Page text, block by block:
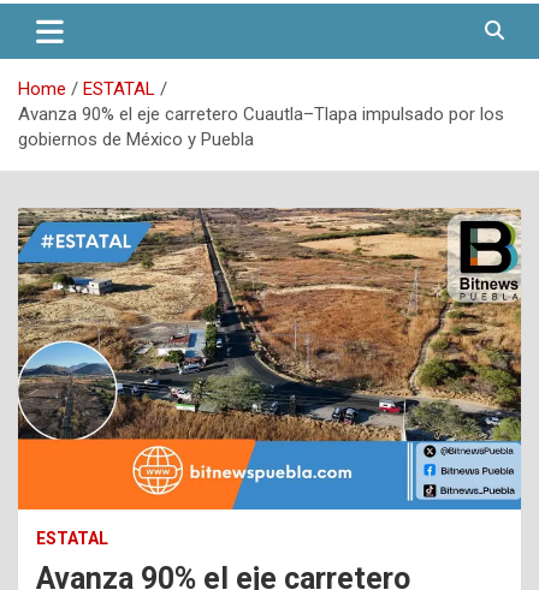
Home
ESTATAL
Avanza 90% el eje carretero Cuautla–Tlapa impulsado por los
gobiernos de México y Puebla
ESTATAL
Avanza 90% el eje carretero